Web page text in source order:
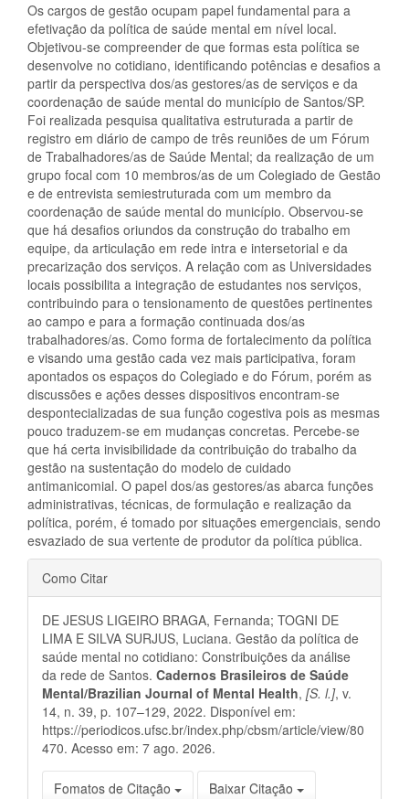
Os cargos de gestão ocupam papel fundamental para a
efetivação da política de saúde mental em nível local.
Objetivou-se compreender de que formas esta política se
desenvolve no cotidiano, identificando potências e desafios a
partir da perspectiva dos/as gestores/as de serviços e da
coordenação de saúde mental do município de Santos/SP.
Foi realizada pesquisa qualitativa estruturada a partir de
registro em diário de campo de três reuniões de um Fórum
de Trabalhadores/as de Saúde Mental; da realização de um
grupo focal com 10 membros/as de um Colegiado de Gestão
e de entrevista semiestruturada com um membro da
coordenação de saúde mental do município. Observou-se
que há desafios oriundos da construção do trabalho em
equipe, da articulação em rede intra e intersetorial e da
precarização dos serviços. A relação com as Universidades
locais possibilita a integração de estudantes nos serviços,
contribuindo para o tensionamento de questões pertinentes
ao campo e para a formação continuada dos/as
trabalhadores/as. Como forma de fortalecimento da política
e visando uma gestão cada vez mais participativa, foram
apontados os espaços do Colegiado e do Fórum, porém as
discussões e ações desses dispositivos encontram-se
despontecializadas de sua função cogestiva pois as mesmas
pouco traduzem-se em mudanças concretas. Percebe-se
que há certa invisibilidade da contribuição do trabalho da
gestão na sustentação do modelo de cuidado
antimanicomial. O papel dos/as gestores/as abarca funções
administrativas, técnicas, de formulação e realização da
política, porém, é tomado por situações emergenciais, sendo
esvaziado de sua vertente de produtor da política pública.
Detalhes
do
artigo
Como Citar
DE JESUS LIGEIRO BRAGA, Fernanda; TOGNI DE
LIMA E SILVA SURJUS, Luciana. Gestão da política de
saúde mental no cotidiano: Constribuições da análise
da rede de Santos. Cadernos Brasileiros de Saúde
Mental/Brazilian Journal of Mental Health, [S. l.], v.
14, n. 39, p. 107–129, 2022. Disponível em:
https://periodicos.ufsc.br/index.php/cbsm/article/view/80
470. Acesso em: 7 ago. 2026.
Fomatos de Citação Baixar Citação